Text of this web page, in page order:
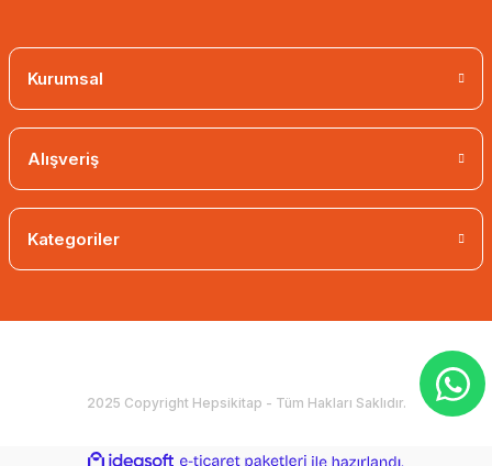
Kurumsal
Alışveriş
Kategoriler
2025 Copyright Hepsikitap - Tüm Hakları Saklıdır.
ideasoft e-